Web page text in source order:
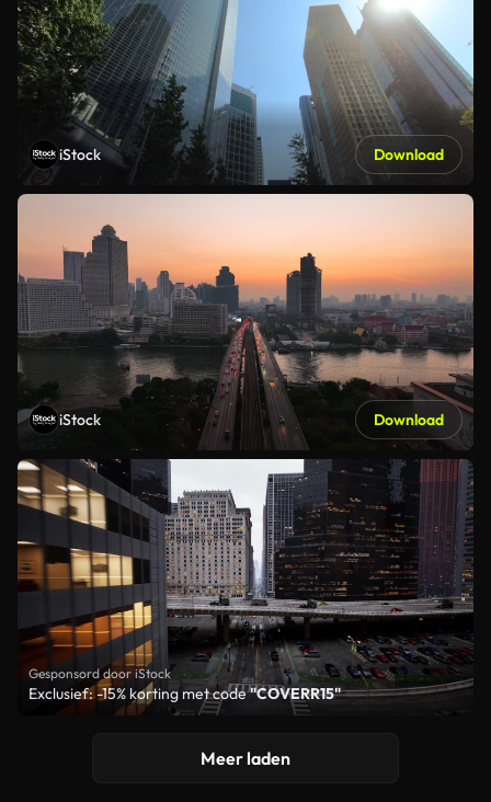
iStock Download
iStock Download
Gesponsord door iStock
Exclusief: -15% korting met code"COVERR15"
Meer laden